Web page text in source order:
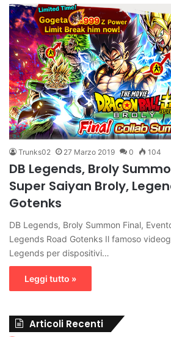
Trunks02 27 Marzo 2019 0 104
DB Legends, Broly
Super Saiyan Broly,
Gotenks
DB Legends, Broly Summon Final,
Legends Road Gotenks Il famoso
Legends per dispositivi…
Leggi tutto »
Articoli Recenti